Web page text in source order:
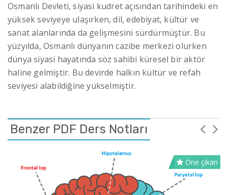
Osmanlı Devleti, siyasi kudret açısından tarihindeki en
yüksek seviyeye ulaşırken, dil, edebiyat, kültür ve
sanat alanlarında da gelişmesini sürdürmüştür. Bu
yüzyılda, Osmanlı dünyanın cazibe merkezi olurken
dünya siyasi hayatında söz sahibi küresel bir aktör
haline gelmiştir. Bu devirde halkın kültür ve refah
seviyesi alabildiğine yükselmiştir.
Benzer PDF Ders Notları
Öne çıkan